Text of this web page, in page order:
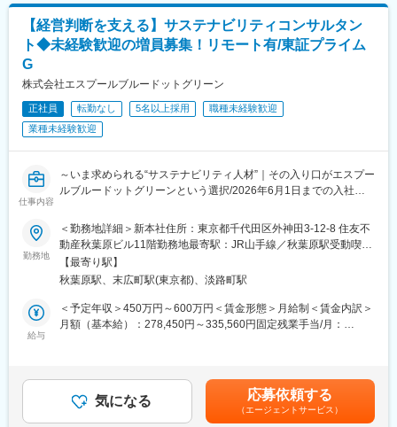
◎映画チケットの無料配布
◎有名テーマパークの入場券購入補助や割引券の配布
◎国内および海外での宿泊費補助制度
◎半休制度の日数増加
■当社の魅力：
当社は複数事業を展開しており、不況に強い企業です。
リーマンショック時でも、黒字経営を続け昇給・賞与を実施しま
した。
それぞれの事業で助け合う関係が築けているため、不況に強く安
創業以来、無借金経営が続いていることも安定企業であることを
裏付けております。
変更の範囲：会社の定める業務
・パプリシティ活動、メディアリレーション
・X（Twitter）、Instagram、noteなどSNSの活用による情報発信
最初に事業内容など会社全体のことを学ぶオリエンテーションを
受けていただくことからスタート。その後はOJTを通して、広報
体的な担当業務を決定致します。
・宮崎にいながら全国規模の上場企業の広報・IRを経験できる。
・完全土日祝休み、残業時間は平均約12時間とワークライフバラ
ンスを両立可能です。
・育・産休も取得しやすい環境となっております。
■会社について：
・2020年7月31日に東証マザーズ上場。
”不動産×DX推進”のリーディングカンパニーとしてプライム市場
『日本全国に6300社超え』の導入実績。
・“不動産領域を幅広く網羅した一気通貫となるプラットフォーム
を構築すること”をミッションにITを活用した「住生活」への新た
【経営判断を支える】サステナビリティコンサルタン
ト◆未経験歓迎の増員募集！リモート有/東証プライム
G
株式会社エスプールブルードットグリーン
正社員 転勤なし 5名以上採用
職種未経験歓迎
業種未経験歓迎
仕事内容
～いま求められる“サステナビリティ人材”｜その入り口がエスプー
ルブルードットグリーンという選択/2026年6月1日までの入社も
■サステナビリティのニーズや面白さ
近年、環境への配慮は「やりたい企業」だけの話ではなく、すべ
ての企業に求められる必須対応になっています。法律や投資家か
らの要請に加え、異常気象による生産トラブルや取引先からの脱
炭素要求等、経営に直結する課題が増加。自社だけでは対応しき
れず、専門家の支援ニーズが急拡大しています。当社は700社
超・2,000件以上の支援実績を持ち、企業の課題解決を担っていま
■業務内容：
サステナビリティコンサルタントとして、環境データを活用した
コンサルティングをお任せします。
勤務地
＜勤務地詳細＞新本社住所：東京都千代田区外神田3-12-8 住友不
動産秋葉原ビル11階勤務地最寄駅：JR山手線／秋葉原駅受動喫煙
対策：屋内全面禁煙変更の範囲：会社の定める事業所（リモート
ワーク含む）
【最寄り駅】
秋葉原駅、末広町駅(東京都)、淡路町駅
給与
＜予定年収＞450万円～600万円＜賃金形態＞月給制＜賃金内訳＞
月額（基本給）：278,450円～335,560円固定残業手当/月：
やスキルを踏まえて決定します。■昇給：2回／年■賞与：2回／年
（1月、7月）賃金はあくまでも目安の金額であり、選考を通じて
上下する可能性があります。月給(月額)は固定手当を含めた表記で
気になる 応募依頼する
（エージェントサービス）